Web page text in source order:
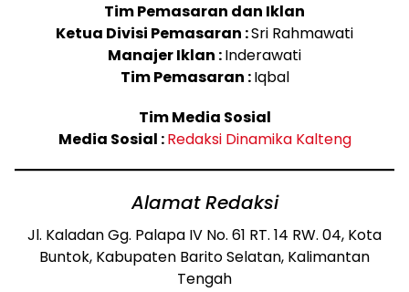
Tim Pemasaran dan Iklan
Ketua Divisi Pemasaran :Sri Rahmawati
Manajer Iklan :Inderawati
Tim Pemasaran :Iqbal
Tim Media Sosial
Media Sosial :Redaksi Dinamika Kalteng
Alamat Redaksi
Jl. Kaladan Gg. Palapa IV No. 61 RT. 14 RW. 04, Kota
Buntok, Kabupaten Barito Selatan, Kalimantan
Tengah